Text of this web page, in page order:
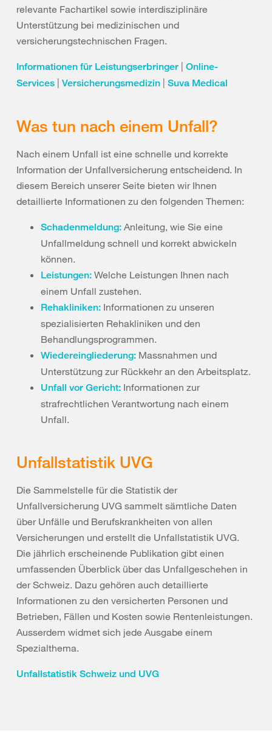
relevante Fachartikel sowie interdisziplinäre
Unterstützung bei medizinischen und
versicherungstechnischen Fragen.
Informationen für Leistungserbringer
Online-
Services
Versicherungsmedizin Suva Medical
Was tun nach einem Unfall?
Nach einem Unfall ist eine schnelle und korrekte
Information der Unfallversicherung entscheidend. In
diesem Bereich unserer Seite bieten wir Ihnen
detaillierte Informationen zu den folgenden Themen:
Schadenmeldung: Anleitung, wie Sie eine
Unfallmeldung schnell und korrekt abwickeln
können.
Leistungen: Welche Leistungen Ihnen nach
einem Unfall zustehen.
Rehakliniken: Informationen zu unseren
spezialisierten Rehakliniken und den
Behandlungsprogrammen.
Wiedereingliederung: Massnahmen und
Unterstützung zur Rückkehr an den Arbeitsplatz.
Unfall vor Gericht: Informationen zur
strafrechtlichen Verantwortung nach einem
Unfall.
Unfallstatistik UVG
Die Sammelstelle für die Statistik der
Unfallversicherung UVG sammelt sämtliche Daten
über Unfälle und Berufskrankheiten von allen
Versicherungen und erstellt die Unfallstatistik UVG.
Die jährlich erscheinende Publikation gibt einen
umfassenden Überblick über das Unfallgeschehen in
der Schweiz. Dazu gehören auch detaillierte
Informationen zu den versicherten Personen und
Betrieben, Fällen und Kosten sowie Rentenleistungen.
Ausserdem widmet sich jede Ausgabe einem
Spezialthema.
Unfallstatistik Schweiz und UVG